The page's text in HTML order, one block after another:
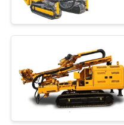
CONTACTEER
ONS